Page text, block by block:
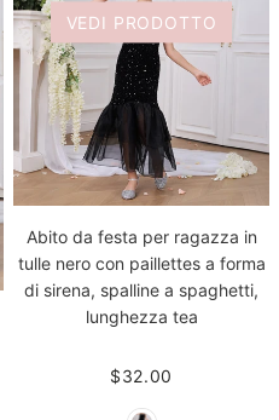
VEDI PRODOTTO
Abito da festa per ragazza in
tulle nero con paillettes a forma
di sirena, spalline a spaghetti,
lunghezza tea
$32.00